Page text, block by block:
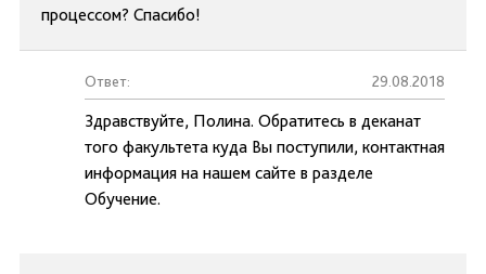
процессом? Спасибо!
Ответ: 29.08.2018
Здравствуйте, Полина. Обратитесь в деканат
того факультета куда Вы поступили, контактная
информация на нашем сайте в разделе
Обучение.